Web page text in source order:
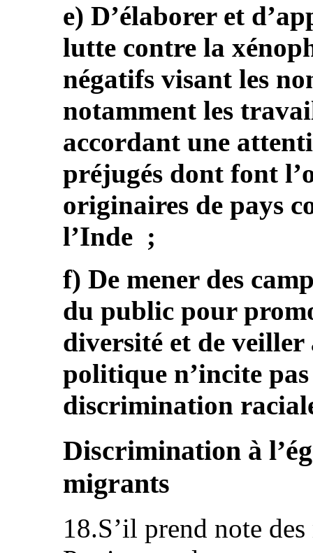
e) D’élaborer et
lutte contre la
négatifs visant les
notamment les
accordant une
préjugés dont font
originaires de pays
l’Inde ;
f) De mener des
du public pour
diversité et de veiller
politique n’incite
discrimination
Discrimination à
migrants
18.S’il prend note